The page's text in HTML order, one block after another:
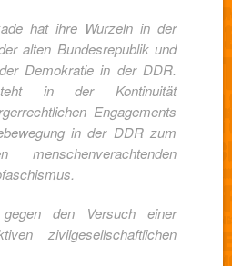
hat ihre Wurzeln in der
alten Bundesrepublik und
Demokratie in der DDR.
in der Kontinuität
Engagements
in der DDR zum
menschenverachtenden
den Versuch einer
zivilgesellschaftlichen